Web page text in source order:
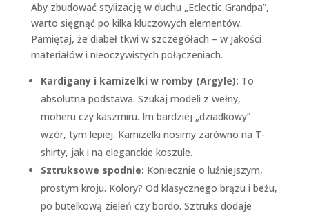
Aby zbudować stylizację w duchu „Eclectic Grandpa”,
warto sięgnąć po kilka kluczowych elementów.
Pamiętaj, że diabeł tkwi w szczegółach – w jakości
materiałów i nieoczywistych połączeniach.
Kardigany i kamizelki w romby (Argyle): To
absolutna podstawa. Szukaj modeli z wełny,
moheru czy kaszmiru. Im bardziej „dziadkowy”
wzór, tym lepiej. Kamizelki nosimy zarówno na T-
shirty, jak i na eleganckie koszule.
Sztruksowe spodnie: Koniecznie o luźniejszym,
prostym kroju. Kolory? Od klasycznego brązu i beżu,
po butelkową zieleń czy bordo. Sztruks dodaje